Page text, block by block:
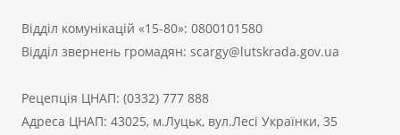
Відділ комунікацій «15-80»: 0800101580
Відділ звернень громадян: scargy@lutskrada.gov.ua
Рецепція ЦНАП: (0332) 777 888
Адреса ЦНАП: 43025, м.Луцьк, вул.Лесі Українки, 35